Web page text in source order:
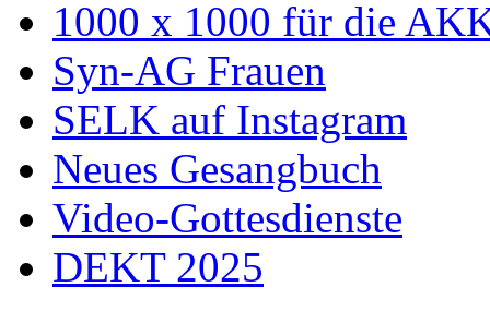
1000 x 1000 für die
Syn-AG Frauen
SELK auf Instagram
Neues Gesangbuch
Video-Gottesdienste
DEKT 2025